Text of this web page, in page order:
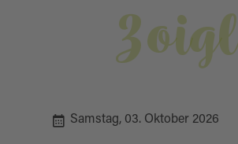
Zoigl
Samstag, 03. Oktober 2026